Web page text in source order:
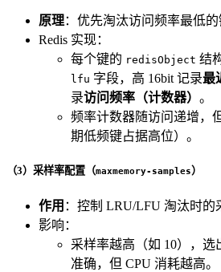
原理：优先淘汰访问频率最低的
Redis 实现：
每个键的 redisObject 结
lfu 字段，高 16bit 记录最
录访问频率（计数器） 。
频率计数器随访问递增，
期低频键占据高位）。
（3）采样率配置（maxmemory-samples）
作用 ：控制 LRU/LFU 淘汰时的
影响：
采样率越高（如 10），选
准确，但 CPU 消耗越高。